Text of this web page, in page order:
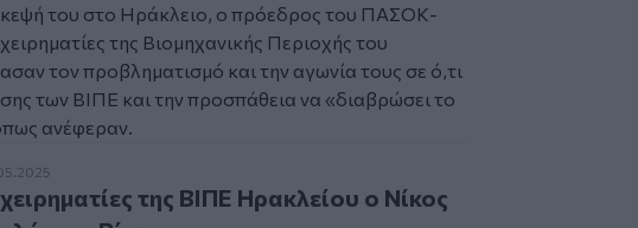
του στο Ηράκλειο, ο πρόεδρος του ΠΑΣΟΚ-
της Βιομηχανικής Περιοχής του
τον προβληματισμό και την αγωνία τους σε ό,τι
των ΒΙΠΕ και την προσπάθεια να «διαβρώσει το
ανέφεραν.
της ΒΙΠΕ Ηρακλείου ο Νίκος Ανδρουλάκης - Βίντεο
της ΒΙΠΕ Ηρακλείου ο Νίκος